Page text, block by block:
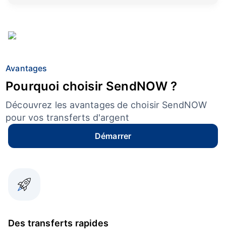
Avantages
Pourquoi choisir SendNOW ?
Découvrez les avantages de choisir SendNOW
pour vos transferts d'argent
Démarrer
Des transferts rapides